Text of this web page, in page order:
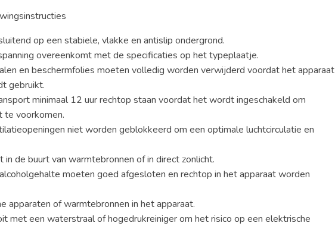
op een stabiele, vlakke en antislip ondergrond.
overeenkomt met de specificaties op het typeplaatje.
en beschermfolies moeten volledig worden verwijderd voordat het apparaat
gebruikt.
minimaal 12 uur rechtop staan voordat het wordt ingeschakeld om
te voorkomen.
niet worden geblokkeerd om een optimale luchtcirculatie en
de buurt van warmtebronnen of in direct zonlicht.
moeten goed afgesloten en rechtop in het apparaat worden
apparaten of warmtebronnen in het apparaat.
met een waterstraal of hogedrukreiniger om het risico op een elektrische